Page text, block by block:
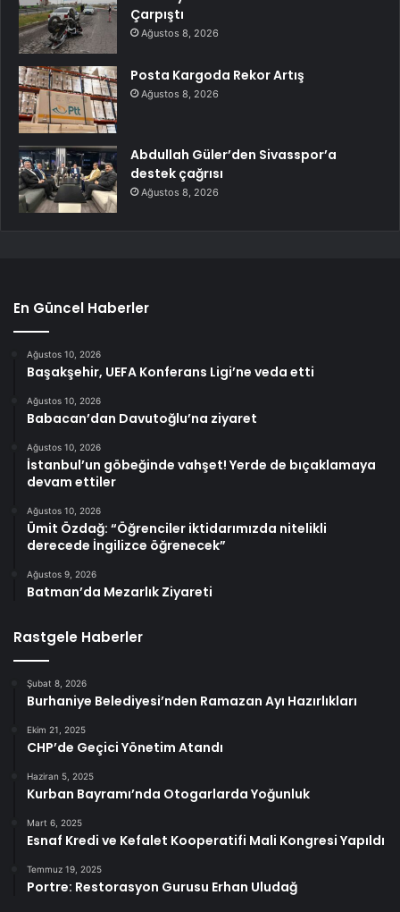
Çarpıştı
Ağustos 8, 2026
Posta Kargoda Rekor Artış
Ağustos 8, 2026
Abdullah Güler’den Sivasspor’a
destek çağrısı
Ağustos 8, 2026
En Güncel Haberler
Ağustos 10, 2026
Başakşehir, UEFA Konferans Ligi’ne veda etti
Ağustos 10, 2026
Babacan’dan Davutoğlu’na ziyaret
Ağustos 10, 2026
İstanbul’un göbeğinde vahşet! Yerde de bıçaklamaya
devam ettiler
Ağustos 10, 2026
Ümit Özdağ: “Öğrenciler iktidarımızda nitelikli
derecede İngilizce öğrenecek”
Ağustos 9, 2026
Batman’da Mezarlık Ziyareti
Rastgele Haberler
Şubat 8, 2026
Burhaniye Belediyesi’nden Ramazan Ayı Hazırlıkları
Ekim 21, 2025
CHP’de Geçici Yönetim Atandı
Haziran 5, 2025
Kurban Bayramı’nda Otogarlarda Yoğunluk
Mart 6, 2025
Esnaf Kredi ve Kefalet Kooperatifi Mali Kongresi Yapıldı
Temmuz 19, 2025
Portre: Restorasyon Gurusu Erhan Uludağ